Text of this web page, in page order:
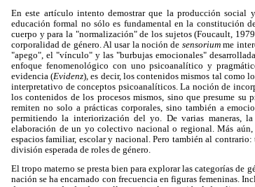
En este artículo intento demostrar que la producción
educación formal no sólo es fundamental en la constitución
cuerpo y para la "normalización" de los sujetos (Foucault,
corporalidad de género. Al usar la noción de sensoriumme
"apego", el "vínculo" y las "burbujas emocionales"
enfoque fenomenológico con uno psicoanalítico y
evidencia (Evidenz), es decir, los contenidos mismos tal como
interpretativo de conceptos psicoanalíticos. La noción de
los contenidos de los procesos mismos, sino que presume
remiten no solo a prácticas corporales, sino también a
permitiendo la interiorización del yo. De varias maneras,
elaboración de un yo colectivo nacional o regional. Más
espacios familiar, escolar y nacional. Pero también al
división esperada de roles de género.
El tropo materno se presta bien para explorar las categorías
nación se ha encarnado con frecuencia en figuras femeninas.